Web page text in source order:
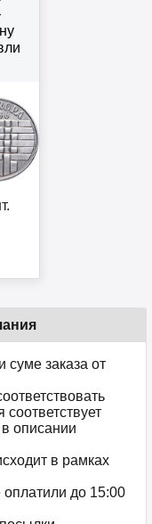
суме заказа от
описании
в рамках
оплатили до 15:00